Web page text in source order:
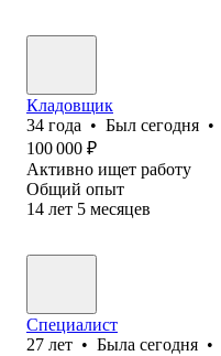
Кладовщик
34 года • Был сегодня •
100 000 ₽
Активно ищет работу
Общий опыт
14 лет 5 месяцев
Специалист
27 лет • Была сегодня •